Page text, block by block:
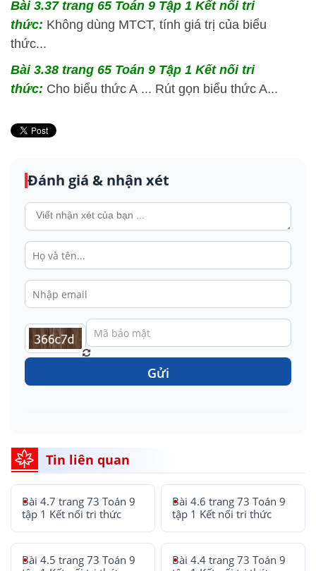
Bài 3.37 trang 65 Toán 9 Tập 1 Kết nối tri
thức: Không dùng MTCT, tính giá trị của biểu
thức...
Bài 3.38 trang 65 Toán 9 Tập 1 Kết nối tri
thức: Cho biểu thức A ... Rút gọn biểu thức A...
Đánh giá & nhận xét
Gửi
Tin liên quan
Bài 4.7 trang 73 Toán 9
tập 1 Kết nối tri thức
Bài 4.6 trang 73 Toán 9
tập 1 Kết nối tri thức
Bài 4.5 trang 73 Toán 9
Bài 4.4 trang 73 Toán 9